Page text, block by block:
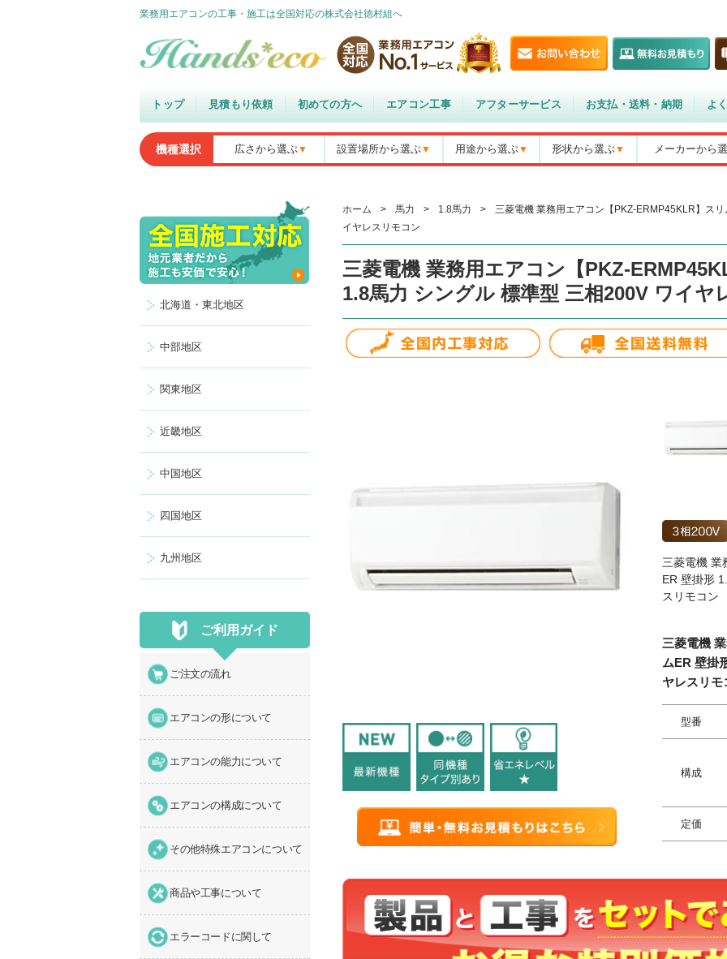
業務用エアコンの工事・施工は全国対応の株式会社徳村組へ
トップ 見積もり依頼 初めての方へ エアコン工事 アフターサービス お支払・送料・納期 よ
機種選択 広さから選ぶ 設置場所から選ぶ 用途から選ぶ 形状から選ぶ メーカーから
ホーム > 馬力 > 1.8馬力 >
三菱電機 業務用エアコン【PKZ-ERMP45KLR】ス
イヤレスリモコン
三菱電機 業務用エアコン【PKZ-
1.8馬力 シングル 標準型 三相200V ワイヤ
三菱電機 業
ER 壁掛形
スリモコン
三菱電機
ムER 壁掛
ヤレスリモ
型番
構成
定価
北海道・東北地区
中部地区
関東地区
近畿地区
中国地区
四国地区
九州地区
ご利用ガイド
ご注文の流れ
エアコンの形について
エアコンの能力について
エアコンの構成について
その他特殊エアコンについて
商品や工事について
エラーコードに関して